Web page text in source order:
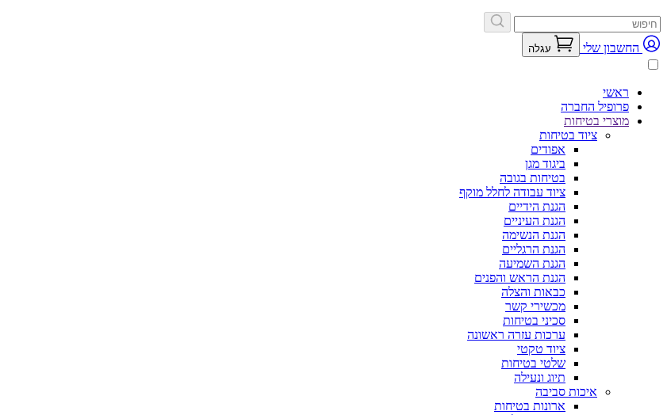
החשבון שלי עגלה
ראשי
פרופיל החברה
מוצרי בטיחות
ציוד בטיחות
אפודים
ביגוד מגן
בטיחות בגובה
ציוד עבודה לחלל מוקף
הגנת הידיים
הגנת העיניים
הגנת הנשימה
הגנת הרגליים
הגנת השמיעה
הגנת הראש והפנים
כבאות והצלה
מכשירי קשר
סכיני בטיחות
ערכות עזרה ראשונה
ציוד טקטי
שלטי בטיחות
תיוג ונעילה
איכות סביבה
ארונות בטיחות